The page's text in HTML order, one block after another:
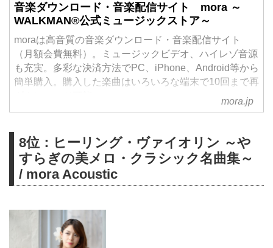
音楽ダウンロード・音楽配信サイト mora ～
WALKMAN®公式ミュージックストア～
moraは高音質の音楽ダウンロード・音楽配信サイト
（月額会費無料）。ミュージックビデオ、ハイレゾ音源
も充実。多彩な決済方法でPC、iPhone、Android等から
簡単購入。購入した楽曲はいろいろな端末で10回まで再
mora.jp
8位：ヒーリング・ヴァイオリン ～や
すらぎの美メロ・クラシック名曲集～
/ mora Acoustic